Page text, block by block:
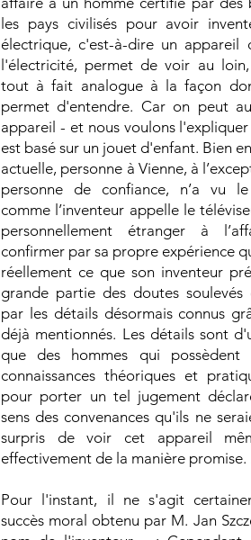
les pays civilisés pour avoir
électrique, c'est-à-dire un
l'électricité, permet de voir au
tout à fait analogue à la façon
permet d'entendre. Car on peut
appareil - et nous voulons
est basé sur un jouet d'enfant. Bien
actuelle, personne à Vienne, à
personne de confiance, n’a vu
comme l’inventeur appelle le
personnellement étranger à
confirmer par sa propre expérience
réellement ce que son inventeur
grande partie des doutes
par les détails désormais connus
déjà mentionnés. Les détails sont
que des hommes qui possèdent
connaissances théoriques et
pour porter un tel jugement
sens des convenances qu'ils ne
surpris de voir cet appareil
effectivement de la manière promise.
Pour l'instant, il ne s'agit
succès moral obtenu par M. Jan